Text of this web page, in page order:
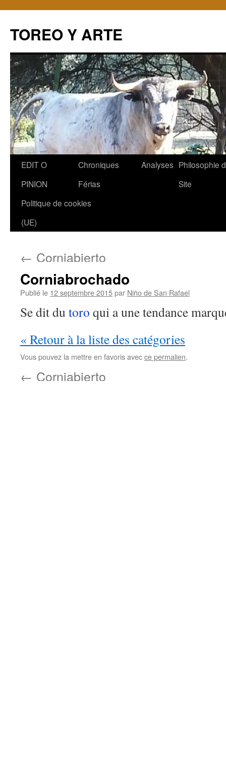
TOREO Y ARTE
Aller
contenu
EDIT O
PINION
Chroniques
Férias
Analyses Philosophie
Site
Politique de cookies
(UE)
← Corniabierto
Corniabrochado
Publié le 12 septembre 2015par Niño de San Rafael
Se dit du toro qui a une tendance
« Retour à la liste des catégories
Vous pouvez la mettre en favoris avecce permalien.
← Corniabierto